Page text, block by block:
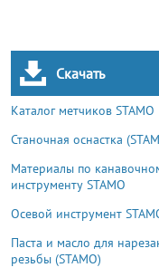
Скачать
Каталог метчиков STAMO
Станочная оснастка
Материалы по
инструменту STAMO
Осевой инструмент
Паста и масло для
резьбы (STAMO)